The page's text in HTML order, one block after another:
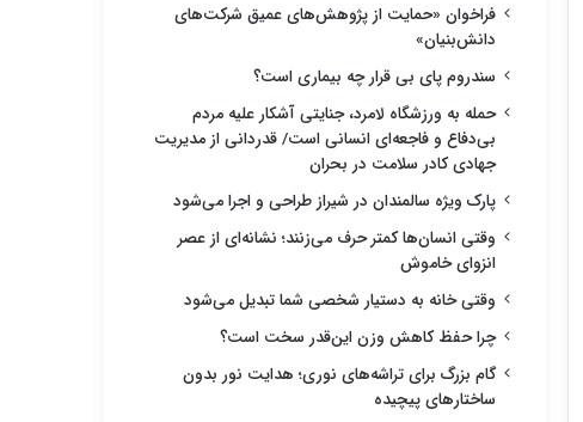
فراخوان «حمایت از پژوهش‌های عمیق شرکت‌های
دانش‌بنیان»
سندروم پای بی قرار چه بیماری است؟
حمله به ورزشگاه لامرد، جنایتی آشکار علیه مردم
بی‌دفاع و فاجعه‌ای انسانی است/ قدردانی از مدیریت
جهادی کادر سلامت در بحران
پارک ویژه سالمندان در شیراز طراحی و اجرا می‌شود
وقتی انسان‌ها کمتر حرف می‌زنند؛ نشانه‌ای از عصر
انزوای خاموش
وقتی خانه به دستیار شخصی شما تبدیل می‌شود
چرا حفظ کاهش وزن این‌قدر سخت است؟
گام بزرگ برای تراشه‌های نوری؛ هدایت نور بدون
ساختارهای پیچیده